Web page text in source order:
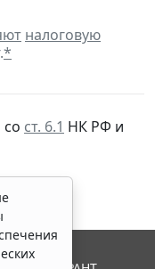
налоговую
*
ст. 6.1 НК РФ и